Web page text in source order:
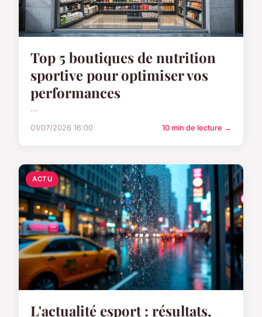
Top 5 boutiques de nutrition
sportive pour optimiser vos
performances
...
01/07/2026 16:00 10 min de lecture →
ACTU
L'actualité esport : résultats,